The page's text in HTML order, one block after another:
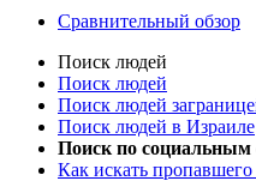
Сравнительный обзор
Поиск людей
Поиск людей
Поиск людей
Поиск людей в Израиле
Поиск по социальным
Как искать